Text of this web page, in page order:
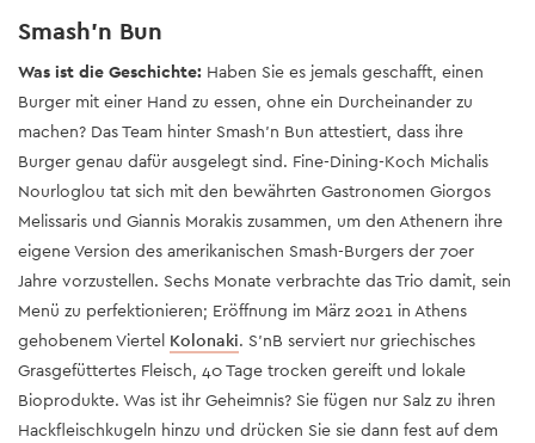
Smash’n Bun
Was ist die Geschichte: Haben Sie es jemals geschafft, einen
Burger mit einer Hand zu essen, ohne ein Durcheinander zu
machen? Das Team hinter Smash'n Bun attestiert, dass ihre
Burger genau dafür ausgelegt sind. Fine-Dining-Koch Michalis
Nourloglou tat sich mit den bewährten Gastronomen Giorgos
Melissaris und Giannis Morakis zusammen, um den Athenern ihre
eigene Version des amerikanischen Smash-Burgers der 70er
Jahre vorzustellen. Sechs Monate verbrachte das Trio damit, sein
Menü zu perfektionieren; Eröffnung im März 2021 in Athens
gehobenem Viertel Kolonaki. S'nB serviert nur griechisches
Grasgefüttertes Fleisch, 40 Tage trocken gereift und lokale
Bioprodukte. Was ist ihr Geheimnis? Sie fügen nur Salz zu ihren
Hackfleischkugeln hinzu und drücken Sie sie dann fest auf dem